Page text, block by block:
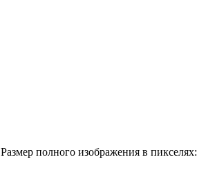
Размер полного изображения в пикселях: